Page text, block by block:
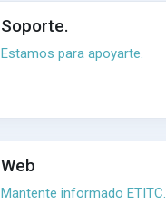
Soporte.
Estamos para apoyarte.
Web
Mantente informado ETITC.